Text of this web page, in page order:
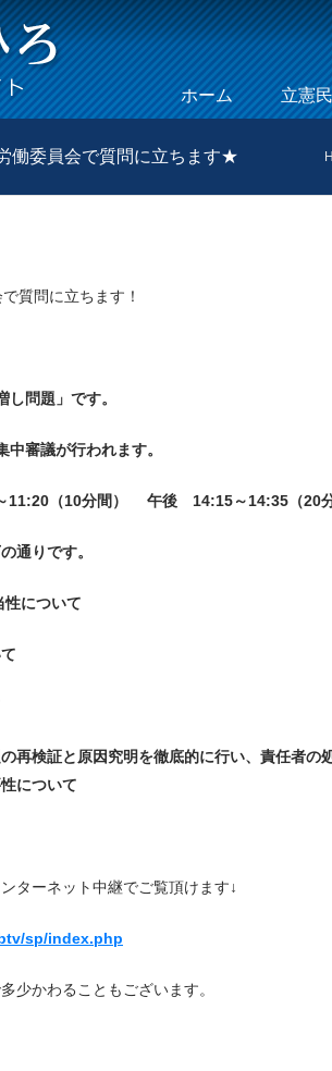
Menu
Skip to content
ホーム 立憲
働委員会で質問に立ちます★
質問に立ちます！
問題」です。
審議が行われます。
11:20（10分間） 午後 14:15～14:35（20分
通りです。
性について
再検証と原因究明を徹底的に行い、責任者の
について
ターネット中継でご覧頂けます↓
sp/index.php
少かわることもございます。